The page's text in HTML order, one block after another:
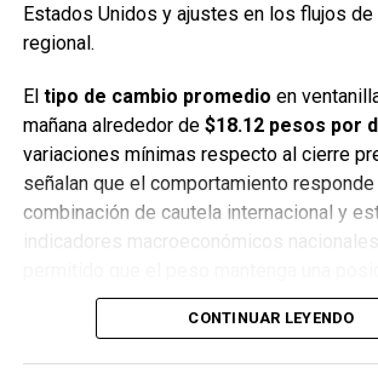
Estados Unidos y ajustes en los flujos
regional.
El tipo de cambio promedio en
mañana alrededor de $18.12 pesos por
variaciones mínimas respecto al cierre
señalan que el comportamiento responde
combinación de cautela internacional y
indicadores macroeconómicos
a la presión externa.
CONTINUAR LEYENDO